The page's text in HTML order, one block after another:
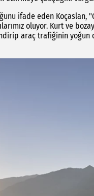
ifade eden Koçaslan,
oluyor. Kurt ve
araç trafiğinin yoğun